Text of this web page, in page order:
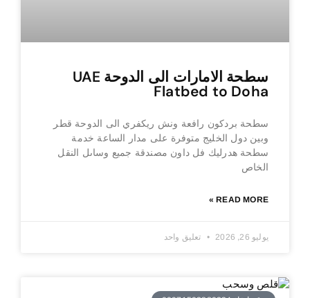
سطحة الامارات الى الدوحة UAE
Flatbed to Doha
سطحة بردكون رافعة ونش ريكفري الى الدوحة قطر
وبين دول الخليج متوفرة على مدار الساعة خدمة
سطحة هدرليك فل داون مصندقة جميع وساىل النقل
الخاص
READ MORE »
يوليو 26, 2026 تعليق واحد